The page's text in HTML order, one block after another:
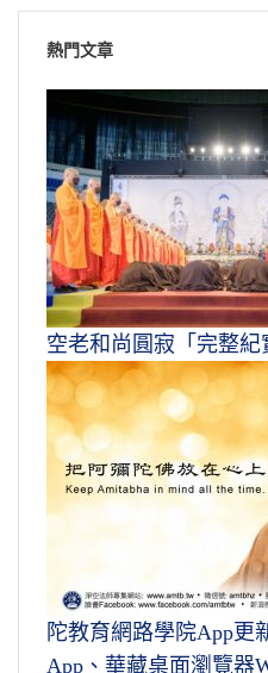
熱門文章
空老和尚圓寂「完整紀
陀教育網路學院App更
App、華藏桌面瀏覽器